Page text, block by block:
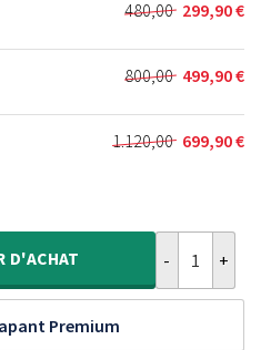
était :
350,00 €.
est :
219,90 €.
480,00
Le
prix
initial
était :
480,00 €.
299,90€
Le
prix
actuel
est :
299,90 €.
800,00
Le
prix
initial
était :
499,90€
Le
prix
actuel
est :
1.120,00
Le
1.120,00 €.
699,90€
Le
699,90 €.
D'ACHAT
Premium